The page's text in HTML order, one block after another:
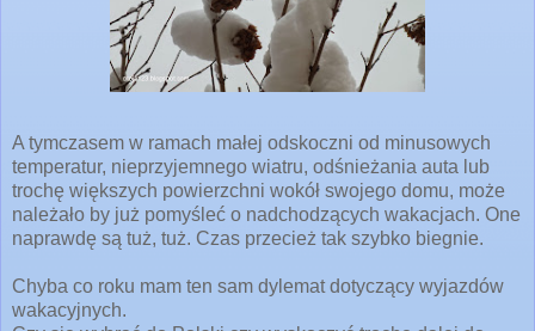
A tymczasem w ramach małej odskoczni od minusowych
temperatur, nieprzyjemnego wiatru, odśnieżania auta lub
trochę większych powierzchni wokół swojego domu, może
należało by już pomyśleć o nadchodzących wakacjach. One
naprawdę są tuż, tuż. Czas przecież tak szybko biegnie.
Chyba co roku mam ten sam dylemat dotyczący wyjazdów
wakacyjnych.